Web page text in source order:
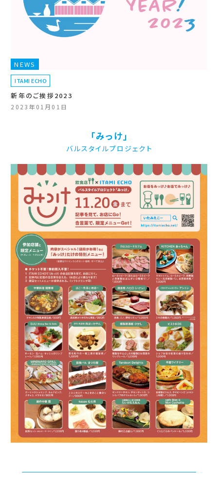
NEWS
ITAMI ECHO
新年のご挨拶2023
2023年01月01日
「みっけ」
バルスタイルプロジェクト